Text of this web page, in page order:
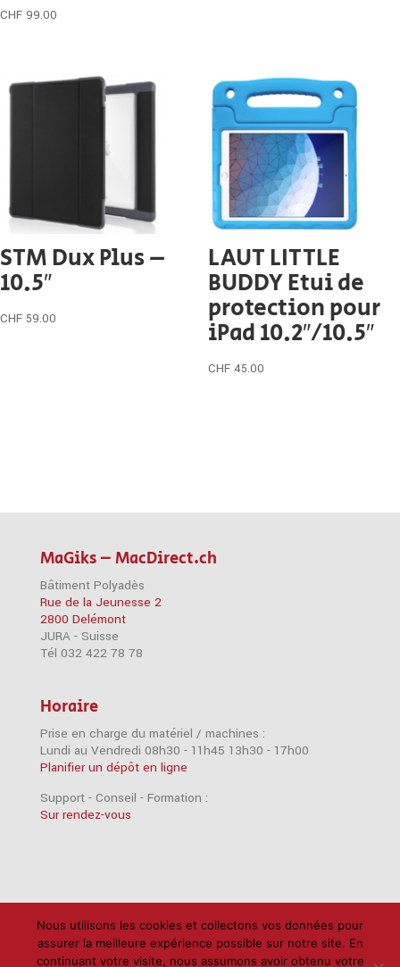
CHF 99.00
STM Dux Plus –
10.5″
CHF 59.00
LAUT LITTLE
BUDDY Etui de
protection pour
iPad 10.2″/10.5″
CHF 45.00
MaGiks – MacDirect.ch
Bâtiment Polyadès
Rue de la Jeunesse 2
2800 Delémont
JURA - Suisse
Tél 032 422 78 78
Horaire
Prise en charge du matériel / machines :
Lundi au Vendredi 08h30 - 11h45 13h30 - 17h00
Planifier un dépôt en ligne
Support - Conseil - Formation :
Sur rendez-vous
Accessoires Imprimantes iPad
iPhone
Mac
Câbles Disques durs Logiciels RAM
Nous utilisons les cookies et collectons vos données pour
assurer la meilleure expérience possible sur notre site. En
continuant votre visite, nous assumons avoir obtenu votre